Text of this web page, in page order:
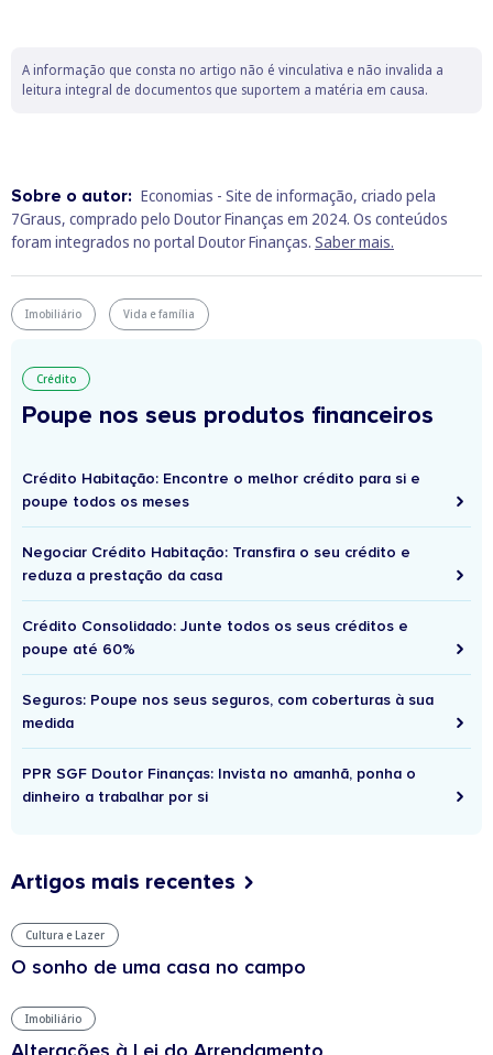
A informação que consta no artigo não é vinculativa e não invalida a
leitura integral de documentos que suportem a matéria em causa.
Sobre o autor: Economias - Site de informação, criado pela
7Graus, comprado pelo Doutor Finanças em 2024. Os conteúdos
foram integrados no portal Doutor Finanças. Saber mais.
Imobiliário Vida e família
Crédito
Poupe nos seus produtos financeiros
Crédito Habitação: Encontre o melhor crédito para si e
poupe todos os meses
Negociar Crédito Habitação: Transfira o seu crédito e
reduza a prestação da casa
Crédito Consolidado: Junte todos os seus créditos e
poupe até 60%
Seguros: Poupe nos seus seguros, com coberturas à sua
medida
PPR SGF Doutor Finanças: Invista no amanhã, ponha o
dinheiro a trabalhar por si
Artigos mais recentes
Cultura e Lazer
O sonho de uma casa no campo
Imobiliário
Alterações à Lei do Arrendamento